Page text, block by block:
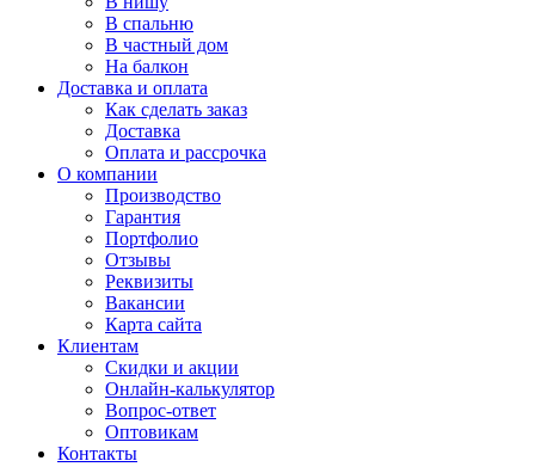
В спальню
В частный дом
На балкон
Доставка и оплата
Как сделать заказ
Доставка
Оплата и рассрочка
О компании
Производство
Гарантия
Портфолио
Отзывы
Реквизиты
Вакансии
Карта сайта
Клиентам
Скидки и акции
Онлайн-калькулятор
Вопрос-ответ
Оптовикам
Контакты